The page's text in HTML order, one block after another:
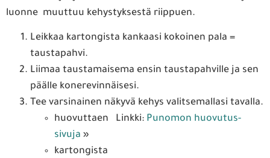
luonne muuttuu kehystyksestä riippuen.
Leikkaa kartongista kankaasi kokoinen pala =
taustapahvi.
Liimaa taustamaisema ensin taustapahville ja sen
päälle konerevinnäisesi.
Tee varsinainen näkyvä kehys valitsemallasi tavalla.
huovuttaen Linkki: Punomon huovutus-
sivuja »
kartongista